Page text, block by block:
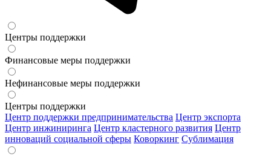
Центры поддержки
Финансовые меры поддержки
Нефинансовые меры поддержки
Центры поддержки
Центр поддержки предпринимательства Центр экспорта
Центр инжиниринга Центр кластерного развития Центр
инноваций социальной сферы Коворкинг Сублимация